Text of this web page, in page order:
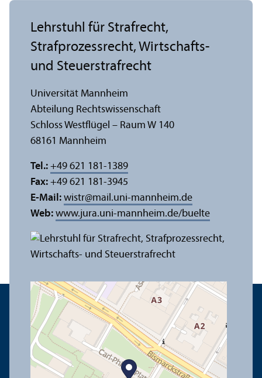
Lehr­stuhl für Strafrecht,
Strafprozess­recht, Wirtschafts-
und Steuerstrafrecht
Universität Mannheim
Abteilung Rechts­wissenschaft
Schloss Westflügel – Raum W 140
68161 Mannheim
Tel.: +49 621 181-1389
Fax: +49 621 181-3945
E-Mail: wistr@mail.uni-mannheim.de
Web: www.jura.uni-mannheim.de/buelte